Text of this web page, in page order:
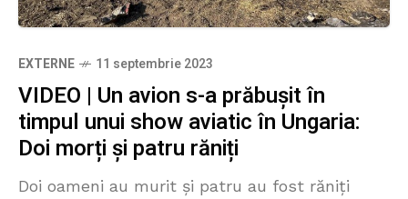
EXTERNE 11 septembrie 2023
VIDEO | Un avion s-a prăbușit în
timpul unui show aviatic în Ungaria:
Doi morți și patru răniți
Doi oameni au murit și patru au fost răniți